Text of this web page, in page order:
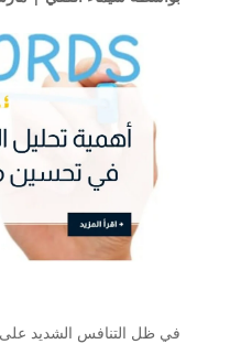
في ظل التنافس الشديد على